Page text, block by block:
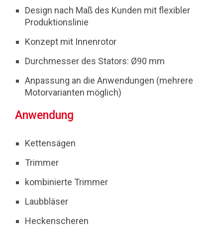
Design nach Maß des Kunden mit flexibler
Produktionslinie
Konzept mit Innenrotor
Durchmesser des Stators: Ø90 mm
Anpassung an die Anwendungen (mehrere
Motorvarianten möglich)
Anwendung
Kettensägen
Trimmer
kombinierte Trimmer
Laubbläser
Heckenscheren